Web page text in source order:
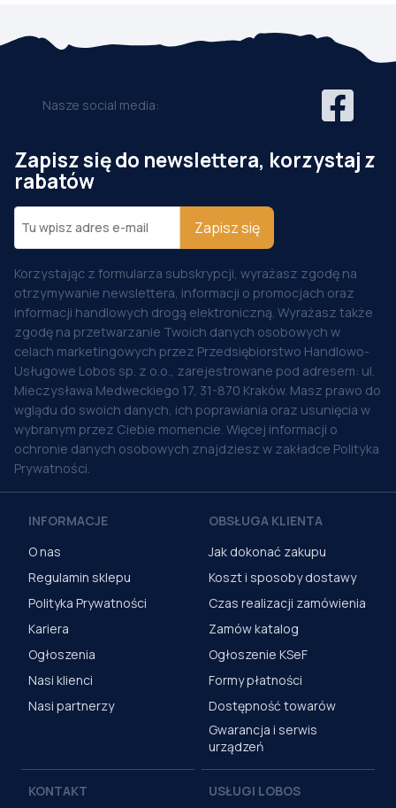
Nasze social media:
Zapisz się do newslettera, korzystaj z
rabatów
Zapisz się
Korzystając z formularza subskrypcji, wyrażasz zgodę na
otrzymywanie newslettera, informacji o promocjach oraz
informacji handlowych drogą elektroniczną. Wyrażasz także
zgodę na przetwarzanie Twoich danych osobowych w
celach marketingowych przez Przedsiębiorstwo Handlowo-
Usługowe Lobos sp. z o.o., zarejestrowane pod adresem: ul.
Mieczysława Medweckiego 17, 31-870 Kraków. Masz prawo do
wglądu do swoich danych, ich poprawiania oraz usunięcia w
wybranym przez Ciebie momencie. Więcej informacji o
ochronie danych osobowych znajdziesz w zakładce Polityka
Prywatności.
INFORMACJE
O nas
Regulamin sklepu
Polityka Prywatności
Kariera
Ogłoszenia
Nasi klienci
Nasi partnerzy
OBSŁUGA KLIENTA
Jak dokonać zakupu
Koszt i sposoby dostawy
Czas realizacji zamówienia
Zamów katalog
Ogłoszenie KSeF
Formy płatności
Dostępność towarów
Gwarancja i serwis
urządzeń
KONTAKT
USŁUGI LOBOS